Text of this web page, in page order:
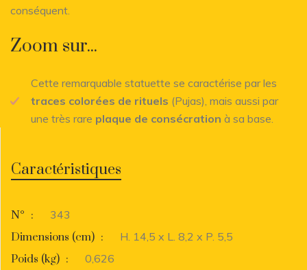
conséquent.
Zoom sur...
Cette remarquable statuette se caractérise par les
traces colorées de rituels (Pujas), mais aussi par
une très rare plaque de consécration à sa base.
Caractéristiques
N° :
343
Dimensions (cm) :
H. 14,5 x L. 8,2 x P. 5,5
Poids (kg) :
0,626